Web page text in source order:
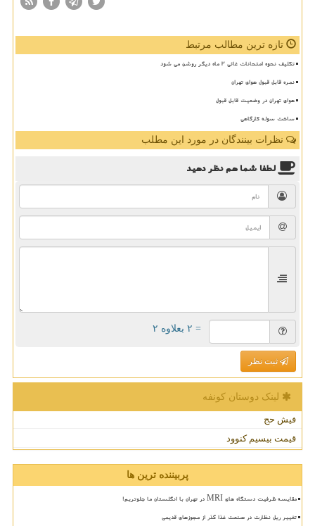
تازه ترین مطالب مرتبط
تکلیف نحوه امتحانات غائی ۲ ماه دیگر روشن می شود
نمره قابل قبول هوای تهران
هوای تهران در وضعیت قابل قبول
ساخت سوله کارگاهی
نظرات بینندگان در مورد این مطلب
لطفا شما همنظر دهید
= ۲ بعلاوه ۲
ثبت نظر
لینک دوستان كونفه
فیش حج
قیمت بیسیم کنوود
پربیننده ترین ها
مقایسه ظرفیت دستگاه های MRI در تهران با انگلستان ما جلوتریم!
تغییر ریل نظارت در صنعت غذا گذر از مجوزهای قدیمی